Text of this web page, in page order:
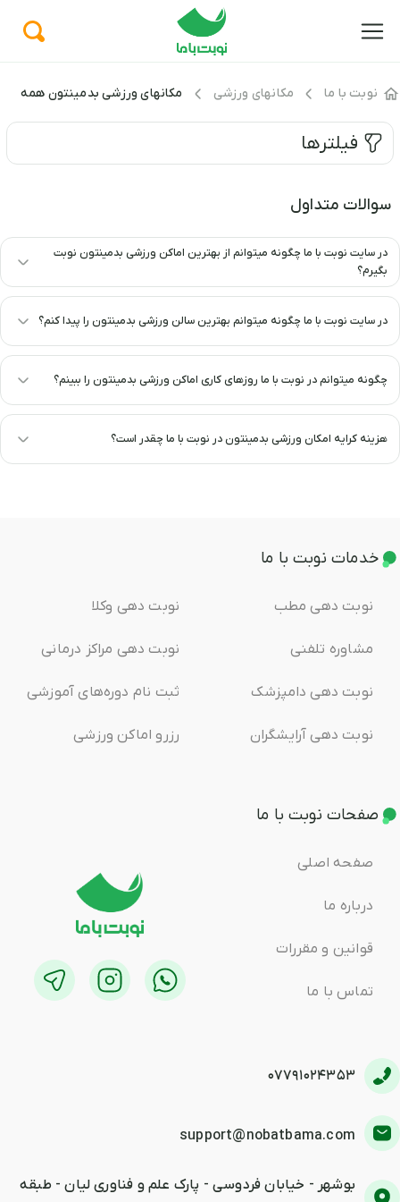
نوبت با ما مکانهای ورزشی مکانهای ورزشی بدمینتون همه ی
فیلترها
سوالات متداول
در سایت نوبت با ما چگونه میتوانم از بهترین اماکن ورزشی بدمینتون نوبت
بگیرم؟
در سایت نوبت با ما چگونه میتوانم بهترین سالن ورزشی بدمینتون را پیدا کنم؟
چگونه میتوانم در نوبت با ما روزهای کاری اماکن ورزشی بدمینتون را ببینم؟
هزینه کرایه امکان ورزشی بدمینتون در نوبت با ما چقدر است؟
خدمات نوبت با ما
نوبت دهی مطب
مشاوره تلفنی
نوبت دهی دامپزشک
نوبت دهی آرایشگران
نوبت دهی وکلا
نوبت دهی مراکز درمانی
ثبت ‌نام دوره‌های آموزشی
رزرو اماکن ورزشی
صفحات نوبت با ما
صفحه اصلی
درباره ما
قوانین و مقررات
تماس با ما
07791024353
support@nobatbama.com
بوشهر - خیابان فردوسی - پارک علم و فناوری لیان - طبقه